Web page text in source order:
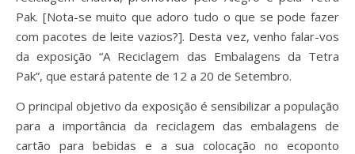
Pak. [Nota-se muito que adoro tudo o que se pode fazer
com pacotes de leite vazios?]. Desta vez, venho falar-vos
da exposição“A Reciclagem das Embalagens da Tetra
Pak”, que estará patente de 12 a 20 de Setembro.
O principal objetivo da exposição é sensibilizar a população
para a importância da reciclagem das embalagens de
cartão para bebidas e a sua colocação no ecoponto